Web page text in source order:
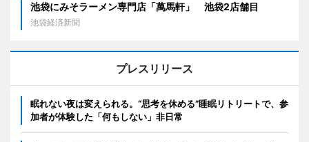
池袋にみそラーメン専門店「萬馬軒」 池袋2店舗目
池袋経済新聞
プレスリリース
眠れない夜は変えられる。“思考を休める”睡眠リトリートで、参
加者が体験した「何もしない」非日常